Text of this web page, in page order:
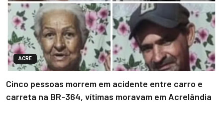
ACRE
Cinco pessoas morrem em acidente entre carro e
carreta na BR-364, vítimas moravam em Acrelândia